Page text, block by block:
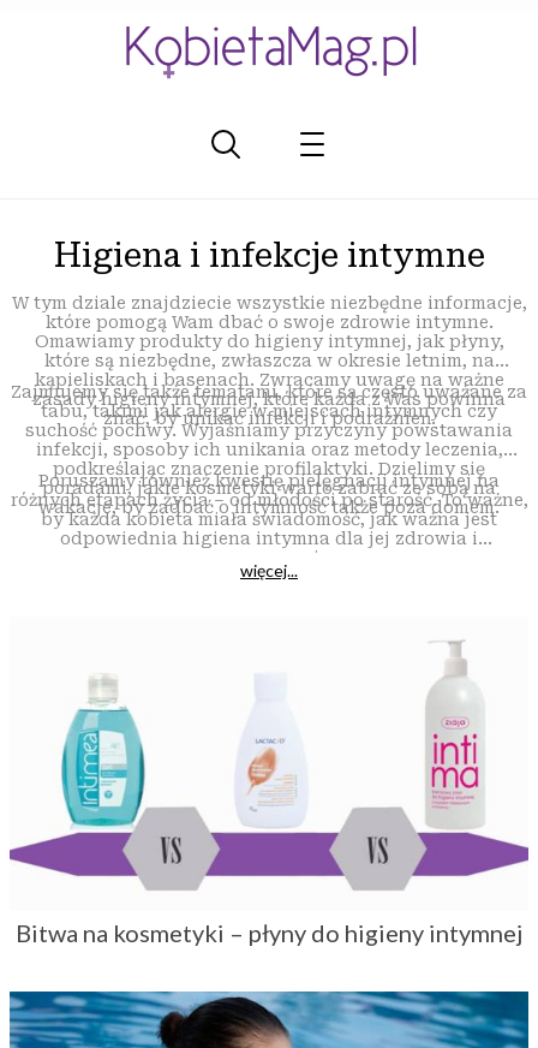
Higiena i infekcje intymne
W tym dziale znajdziecie wszystkie niezbędne informacje,
które pomogą Wam dbać o swoje zdrowie intymne.
Omawiamy produkty do higieny intymnej, jak płyny,
które są niezbędne, zwłaszcza w okresie letnim, na
kąpieliskach i basenach. Zwracamy uwagę na ważne
zasady higieny intymnej, które każda z Was powinna
znać, by unikać infekcji i podrażnień.
Zajmujemy się także tematami, które są często uważane za
tabu, takimi jak alergie w miejscach intymnych czy
suchość pochwy. Wyjaśniamy przyczyny powstawania
infekcji, sposoby ich unikania oraz metody leczenia,
podkreślając znaczenie profilaktyki. Dzielimy się
poradami, jakie kosmetyki warto zabrać ze sobą na
wakacje, by zadbać o intymność także poza domem.
Poruszamy również kwestię pielęgnacji intymnej na
różnych etapach życia – od młodości po starość. To ważne,
by każda kobieta miała świadomość, jak ważna jest
odpowiednia higiena intymna dla jej zdrowia i
samopoczucia.
więcej...
Bitwa na kosmetyki – płyny do higieny intymnej